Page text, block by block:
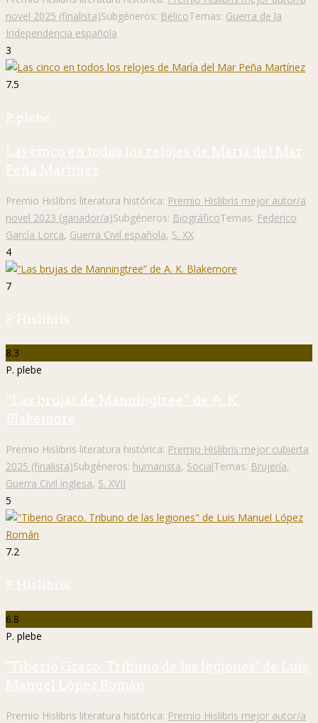
novel 2025 (finalista)Subgéneros: BélicoTemas: Guerra de la
Independencia española
3
7.5
P. plebe
Las cinco en todos los relojes de María del Mar
Peña Martínez
Premio Hislibris literatura histórica: Premio Hislibris mejor autor/a
novel 2023 (ganador/a)Subgéneros: BiográficoTemas: Federico
García Lorca, Guerra Civil española, S. XX
4
7
P. Hislibris
8.3
P. plebe
“Las brujas de Manningtree” de A. K.
Blakemore
Premio Hislibris literatura histórica: Premio Hislibris mejor cubierta
2025 (finalista)Subgéneros: humanista, SocialTemas: Brujería,
Guerra Civil inglesa, S. XVII
5
7.2
P. Hislibris
6.8
P. plebe
"Tiberio Graco. Tribuno de las legiones" de Luis
Manuel López Román
Premio Hislibris literatura histórica: Premio Hislibris mejor autor/a